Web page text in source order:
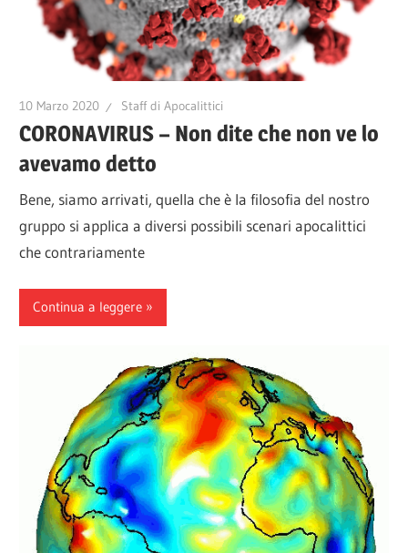
10 Marzo 2020 Staff di Apocalittici
CORONAVIRUS – Non dite che non ve lo
avevamo detto
Bene, siamo arrivati, quella che è la filosofia del nostro
gruppo si applica a diversi possibili scenari apocalittici
che contrariamente
Continua a leggere